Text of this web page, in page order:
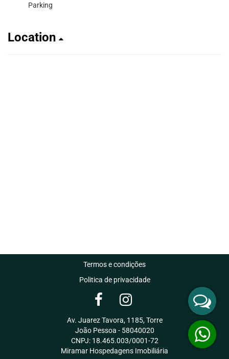
Parking
Location
Termos e condições
Politica de privacidade
Av. Juarez Tavora, 1185, Torre
João Pessoa - 58040020
CNPJ: 18.465.003/0001-72
Miramar Hospedagens Imobiliária